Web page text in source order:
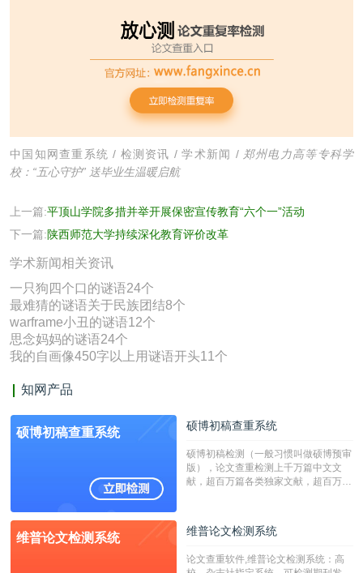
中国知网查重系统 / 检测资讯 /学术新闻 / 郑州电力高等专科学
校：“五心守护” 送毕业生温暖启航
上一篇:平顶山学院多措并举开展保密宣传教育“六个一”活动
下一篇:陕西师范大学持续深化教育评价改革
学术新闻相关资讯
一只狗四个口的谜语24个
最难猜的谜语关于民族团结8个
warframe小丑的谜语12个
思念妈妈的谜语24个
我的自画像450字以上用谜语开头11个
知网产品
硕博初稿查重系统 硕博初稿查重系统
硕博初稿检测（一般习惯叫做硕博预审
版），论文查重检测上千万篇中文文
献，超百万篇各类独家文献，超百万港
校用来检测硕博论文的系统，检测范围
广，数据来源真实，检测算法合理!本
字符数30万）
维普论文检测系统 维普论文检测系统
论文查重软件,维普论文检测系统：高